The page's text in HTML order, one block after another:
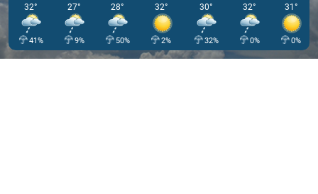
32°
41%
27°
9%
28°
50%
32°
2%
30°
32%
32°
0%
31°
0%